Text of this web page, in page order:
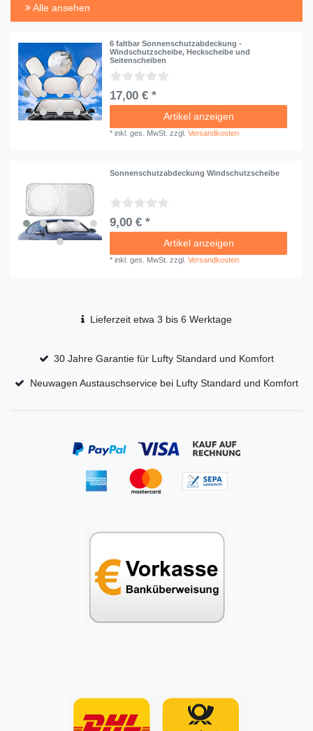
Alle ansehen
6 faltbar Sonnenschutzabdeckung -
Windschutzscheibe, Heckscheibe und
Seitenscheiben
17,00 € *
Artikel anzeigen
*inkl. ges. MwSt. zzgl.Versandkosten
Sonnenschutzabdeckung Windschutzscheibe
9,00 € *
Artikel anzeigen
*inkl. ges. MwSt. zzgl.Versandkosten
Lieferzeit etwa 3 bis 6 Werktage
30 Jahre Garantie für Lufty Standard und Komfort
Neuwagen Austauschservice bei Lufty Standard und Komfort